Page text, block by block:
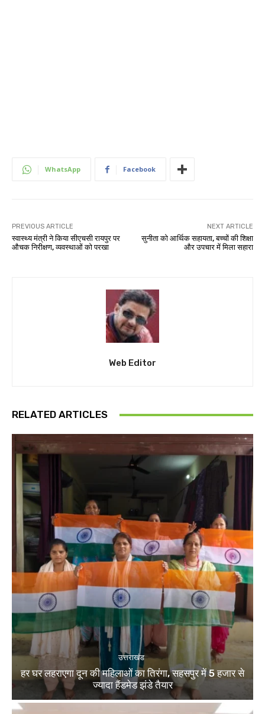
WhatsApp Facebook
PREVIOUS ARTICLE
स्वास्थ्य मंत्री ने किया सीएचसी रायपुर पर
औचक निरीक्षण, व्यवस्थाओं को परखा
NEXT ARTICLE
सुनीता को आर्थिक सहायता, बच्चों की शिक्षा
और उपचार में मिला सहारा
Web Editor
RELATED ARTICLES
उत्तराखंड
हर घर लहराएगा दून की महिलाओं का तिरंगा, सहसपुर में 5 हजार से
ज्यादा हैंडमेड झंडे तैयार